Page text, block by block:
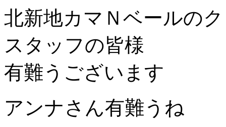
北新地カマＮベールの
スタッフの皆様
有難うございます
アンナさん有難うね